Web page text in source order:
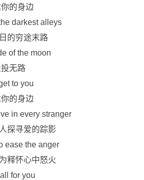
的身边
darkest alleys
的穷途末路
of the moon
无路
to you
的身边
in every stranger
探寻爱的踪影
ease the anger
释怀心中怒火
for you